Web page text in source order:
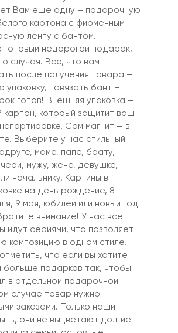
Вам еще одну – подарочную
картона с фирменным
ленту с бантом.
готовый недорогой подарок,
случая. Всё, что вам
после получения товара –
упаковку, повязать бант –
готов! Внешняя упаковка —
картон, который защитит ваш
Сам магнит — в
Выберите у нас стильный
маме, папе, брату,
мужу, жене, девушке,
начальнику. Картины в
на день рождение, 8
9 мая, юбилей или новый год
внимание! У нас все
идут сериями, что позволяет
композицию в одном стиле.
что если вы хотите
больше подарков так, чтобы
в отдельной подарочной
случае товар нужно
заказами. Только наши
они не выцветают долгие